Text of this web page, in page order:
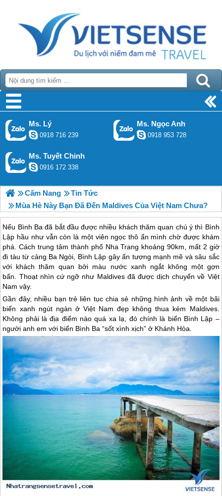
Ms. Lý
0918 716 239
Ms. Ngọc Anh
0918 953 728
Ms. Tuyết Chinh
0916 172 338
Cẩm Nang
Tin Tức
Mùa Hè Này Bạn Đã Đến Maldives Của Việt Nam Chưa?
Nếu Bình Ba đã bắt đầu được nhiều khách thăm quan chú ý thì Bình
Lập hầu như vẫn còn là một viên ngọc thô ẩn mình chờ được khám
phá. Cách trung tâm thành phố Nha Trang khoảng 90km, mất 2 giờ
đi tàu từ cảng Ba Ngòi, Bình Lập gây ấn tượng mạnh mẽ và sâu sắc
với khách thăm quan bởi màu nước xanh ngắt không một gợn
bẩn. Thoạt nhìn cứ ngỡ như Maldives đã được dịch chuyển về Việt
Nam vậy.
Gần đây, nhiều bạn trẻ liên tục chia sẻ những hình ảnh về một bãi
biển xanh ngút ngàn ở Việt Nam đẹp không thua kém Maldives.
Không phải là địa điểm nào quá xa lạ, đó chính là biển Bình Lập –
người anh em với biển Bình Ba “sốt xình xịch” ở Khánh Hòa.